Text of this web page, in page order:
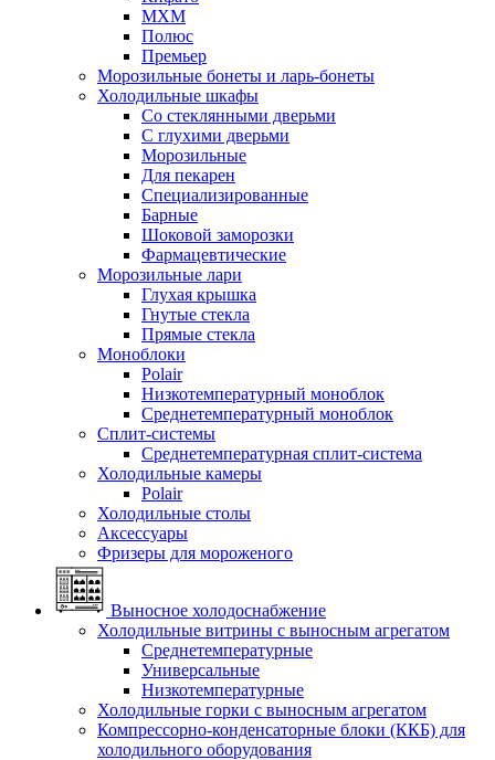
МХМ
Полюс
Премьер
Морозильные бонеты и ларь-бонеты
Холодильные шкафы
Со стеклянными дверьми
С глухими дверьми
Морозильные
Для пекарен
Специализированные
Барные
Шоковой заморозки
Фармацевтические
Морозильные лари
Глухая крышка
Гнутые стекла
Прямые стекла
Моноблоки
Polair
Низкотемпературный моноблок
Среднетемпературный моноблок
Сплит-системы
Среднетемпературная сплит-система
Холодильные камеры
Polair
Холодильные столы
Аксессуары
Фризеры для мороженого
Выносное холодоснабжение
Холодильные витрины с выносным агрегатом
Среднетемпературные
Универсальные
Низкотемпературные
Холодильные горки с выносным агрегатом
Компрессорно-конденсаторные блоки (ККБ) для
холодильного оборудования